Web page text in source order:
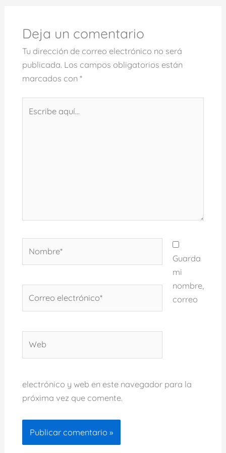
Deja un comentario
Tu dirección de correo electrónico no será
publicada. Los campos obligatorios están
marcados con *
aquí...
electrónico*
Guarda
mi
nombre,
correo
electrónico y web en este navegador para la
próxima vez que comente.